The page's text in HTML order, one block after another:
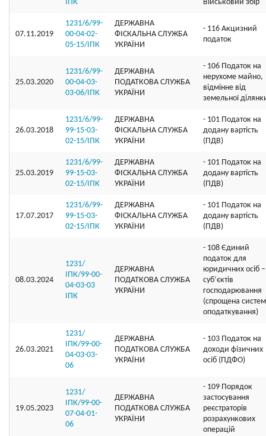
ІПК
Військовий збір
07.11.2019
1231/6/99-
00-04-02-
05-15/ІПК
ДЕРЖАВНА
ФІСКАЛЬНА СЛУЖБА
УКРАЇНИ
- 116 Акцизний
податок
25.03.2020
1231/6/99-
00-04-03-
03-06/ІПК
ДЕРЖАВНА
ПОДАТКОВА СЛУЖБА
УКРАЇНИ
- 106 Податок на
нерухоме майно,
відмінне від
земельної
26.03.2018
1231/6/99-
99-15-03-
02-15/ІПК
ДЕРЖАВНА
ФІСКАЛЬНА СЛУЖБА
УКРАЇНИ
- 101 Податок на
додану вартість
(ПДВ)
25.03.2019
1231/6/99-
99-15-03-
02-15/ІПК
ДЕРЖАВНА
ФІСКАЛЬНА СЛУЖБА
УКРАЇНИ
- 101 Податок на
додану вартість
(ПДВ)
17.07.2017
1231/6/99-
99-15-03-
02-15/ІПК
ДЕРЖАВНА
ФІСКАЛЬНА СЛУЖБА
УКРАЇНИ
- 101 Податок на
додану вартість
(ПДВ)
08.03.2024
1231/
ІПК/99-00-
04-03-03
ІПК
ДЕРЖАВНА
ПОДАТКОВА СЛУЖБА
УКРАЇНИ
- 108 Єдиний
податок для
юридичних осіб –
суб’єктів
господарювання
(спрощена
оподаткування)
26.03.2021
1231/
ІПК/99-00-
04-03-03-
06
ДЕРЖАВНА
ПОДАТКОВА СЛУЖБА
УКРАЇНИ
- 103 Податок на
доходи фізичних
осіб (ПДФО)
19.05.2023
1231/
ІПК/99-00-
07-04-01-
06
ДЕРЖАВНА
ПОДАТКОВА СЛУЖБА
УКРАЇНИ
- 109 Порядок
застосування
реєстраторів
розрахункових
операцій